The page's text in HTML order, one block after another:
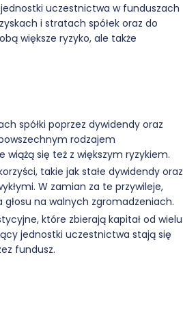
uczestnictwa w funduszach
i stratach spółek oraz do
większe ryzyko, ale także
spółki poprzez dywidendy oraz
rodzajem
się też z większym ryzykiem.
takie jak stałe dywidendy oraz
W zamian za te przywileje,
na walnych zgromadzeniach.
które zbierają kapitał od wielu
jednostki uczestnictwa stają się
fundusz.